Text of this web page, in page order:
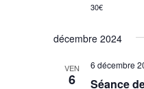
30€
décembre 2024
VEN
6
Séance
6 décembre